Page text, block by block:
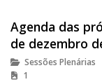
Agenda das
de dezembro
Sessões Plenárias
1